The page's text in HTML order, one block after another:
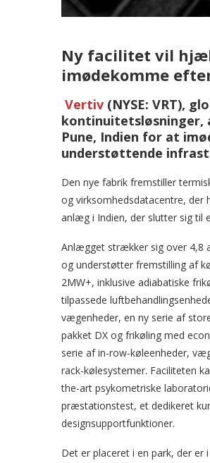
Ny facilitet vil
imødekomme
Vertiv (NYSE: VRT),
kontinuitetsløsninger,
Pune, Indien for at
understøttende
Den nye fabrik fremstiller
og virksomhedsdatacentre, der
anlæg i Indien, der slutter sig til
Anlægget strækker sig over 4,8
og understøtter fremstilling af
2MW+, inklusive adiabatiske
tilpassede
vægenheder, en ny serie af
pakket DX og frikøling med
serie af in-row-køleenheder,
rack-kølesystemer. Faciliteten
the-art psykometriske
præstationstest, et dedikeret
designsupportfunktioner.
Det er placeret i en park, der er